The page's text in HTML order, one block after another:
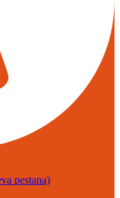
pestana)